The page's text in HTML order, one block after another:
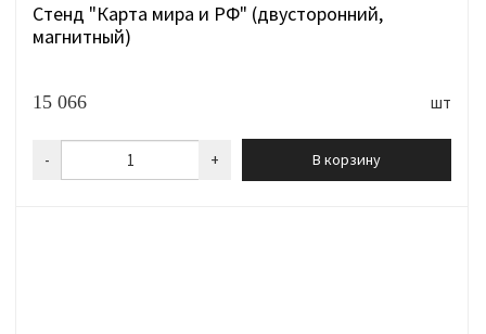
Стенд "Карта мира и РФ" (двусторонний,
магнитный)
15 066 шт
- + В корзину